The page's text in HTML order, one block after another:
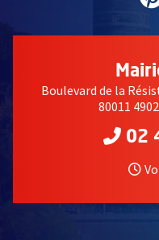
Boulevard de la
80011
02